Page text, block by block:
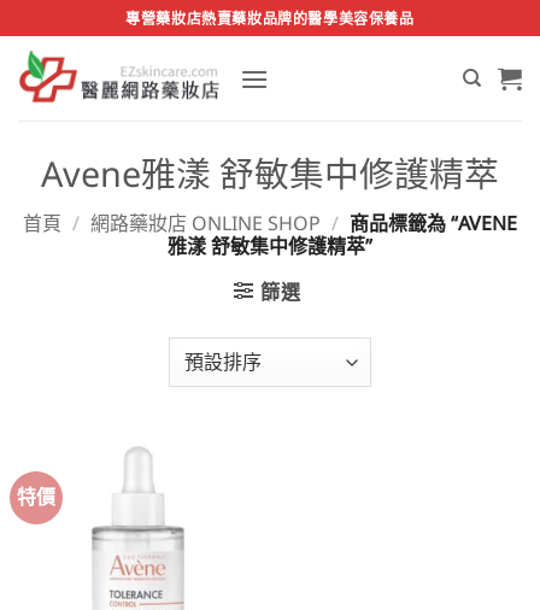
to
content
專營藥妝店熱賣藥妝品牌的醫學美容保養品
Avene雅漾 舒敏集中修護精萃
首頁 / 網路藥妝店 ONLINE SHOP / 商品標籤為 “AVENE
雅漾 舒敏集中修護精萃”
篩選
特價